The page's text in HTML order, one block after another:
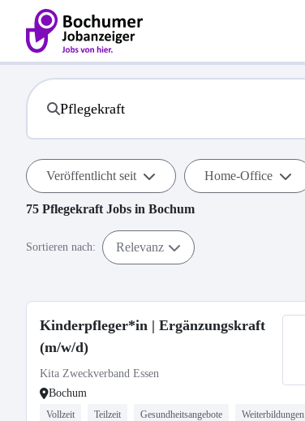
Veröffentlicht seit Home-Office
75 Pflegekraft Jobs in Bochum
Sortieren nach: Relevanz
Kinderpfleger*in | Ergänzungskraft
(m/w/d)
Kita Zweckverband Essen
Bochum
Vollzeit Teilzeit Gesundheitsangebote Weiterbildungen